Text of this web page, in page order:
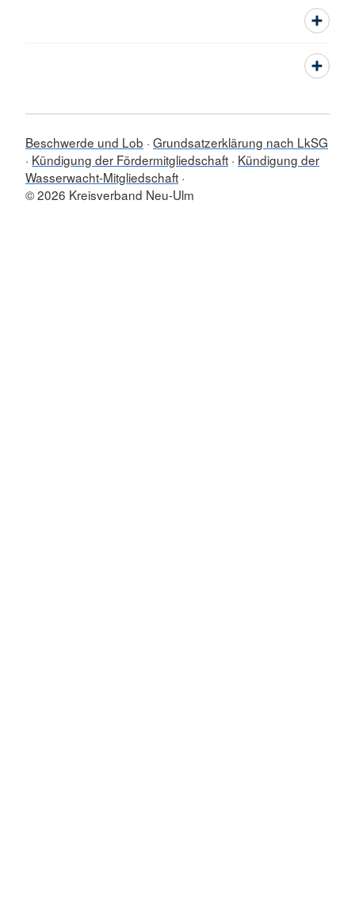
Beschwerde und Lob Grundsatzerklärung nach LkSG
Kündigung der Fördermitgliedschaft Kündigung der
Wasserwacht-Mitgliedschaft
© 2026 Kreisverband Neu-Ulm